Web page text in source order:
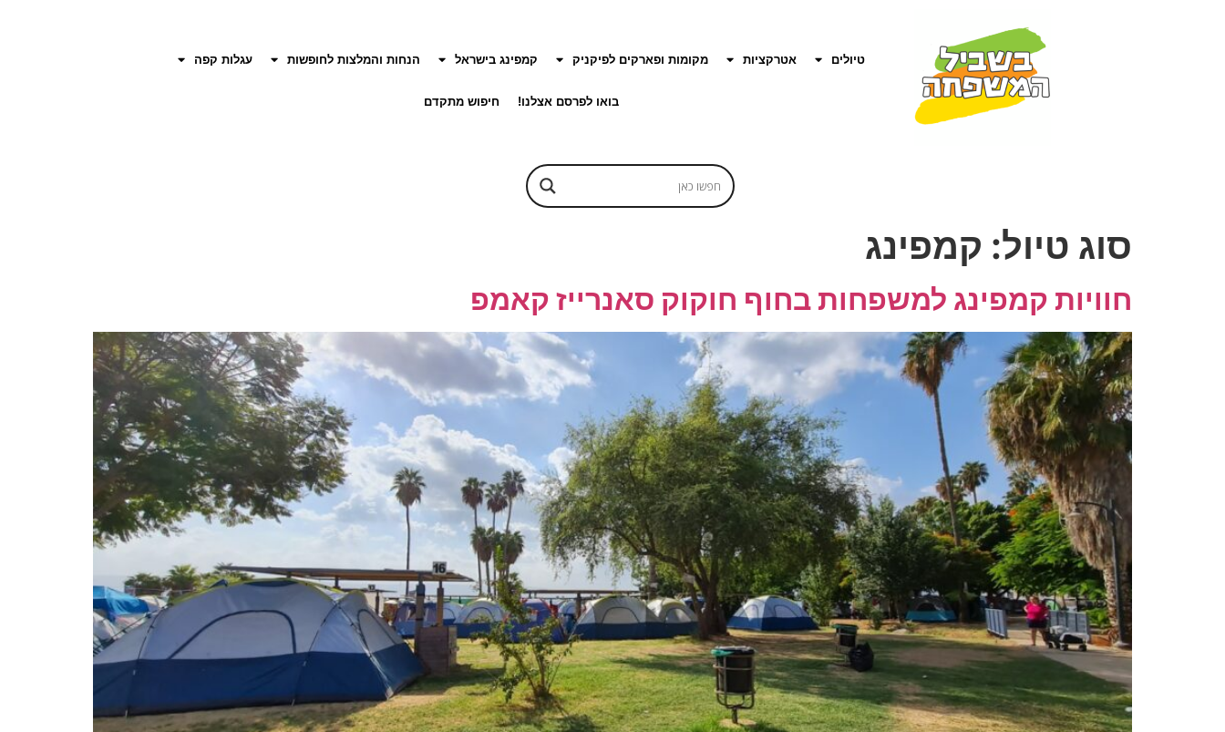
טיולים אטרקציות מקומות ופארקים לפיקניק קמפינג בישראל הנחות והמלצות לחופשות עגלות קפה
בואו לפרסם אצלנו! חיפוש מתקדם
סוג טיול: קמפינג
חוויות קמפינג למשפחות בחוף חוקוק סאנרייז קאמפ